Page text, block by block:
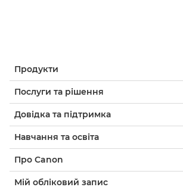
Продукти
Послуги та рішення
Довідка та підтримка
Навчання та освіта
Про Canon
Мій обліковий запис